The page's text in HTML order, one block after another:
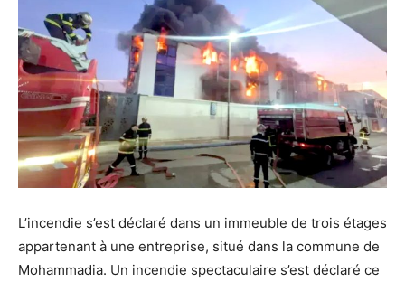
L’incendie s’est déclaré dans un immeuble de trois étages
appartenant à une entreprise, situé dans la commune de
Mohammadia. Un incendie spectaculaire s’est déclaré ce